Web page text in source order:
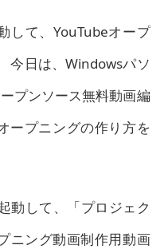
して、YouTubeオープ
今日は、Windowsパソ
プンソース無料動画編
ープニングの作り方を
動して、「プロジェク
ニング動画制作用動画